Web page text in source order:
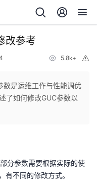
改参考
5.8k+
数是运维工作与性能调优
了如何修改GUC参数以
分参数需要根据实际的使
有不同的修改方式。